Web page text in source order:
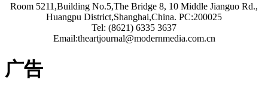
Room 5211,Building No.5,The Bridge 8, 10 Middle Jianguo Rd.,
Huangpu District,Shanghai,China. PC:200025
Tel: (8621) 6335 3637
Email:theartjournal@modernmedia.com.cn
广告